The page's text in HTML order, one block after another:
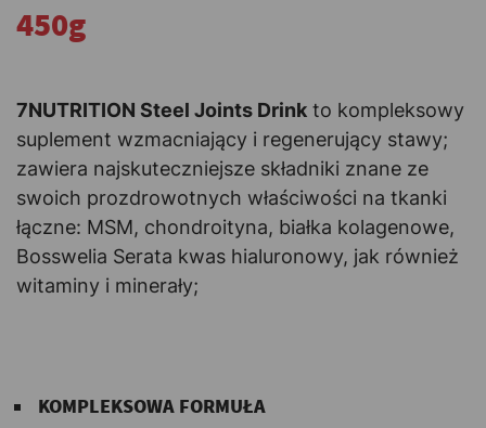
450g
7NUTRITION Steel Joints Drink to kompleksowy
suplement wzmacniający i regenerujący stawy;
zawiera najskuteczniejsze składniki znane ze
swoich prozdrowotnych właściwości na tkanki
łączne: MSM, chondroityna, białka kolagenowe,
Bosswelia Serata kwas hialuronowy, jak również
witaminy i minerały;
KOMPLEKSOWA FORMUŁA